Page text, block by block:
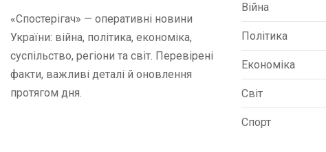
«Спостерігач» — оперативні новини
України: війна, політика, економіка,
суспільство, регіони та світ. Перевірені
факти, важливі деталі й оновлення
протягом дня.
Війна
Політика
Економіка
Світ
Спорт